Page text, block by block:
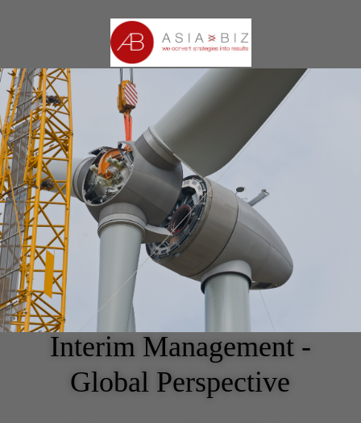
Interim Management -
Global Perspective